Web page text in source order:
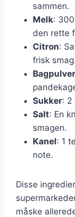
sammen.
Melk:
den rette
Citron:
frisk
Bagpulver
Sukker: 2
Salt: En
smagen.
Kanel: 1
note.
Disse
måske